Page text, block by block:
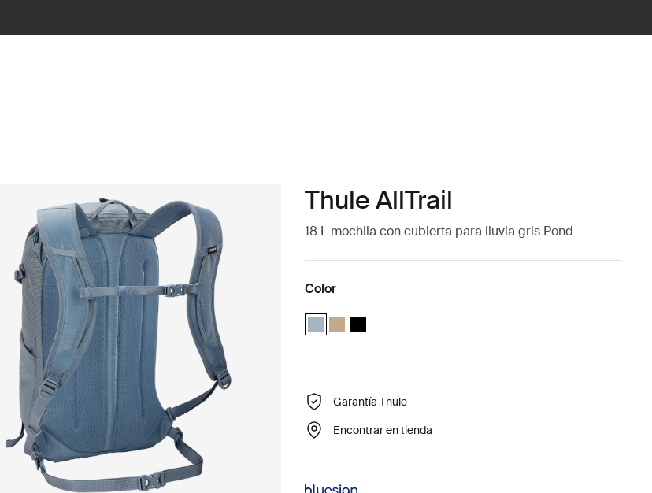
Thule AllTrail
18 L mochila con cubierta para lluvia gris Pond
Color
Thule AllTrail Daypack 18L Azul de estanque (selected)
Thule AllTrail Daypack 18L Caqui claro
Thule AllTrail Daypack 18L Negro
Garantía Thule
Encontrar en tienda